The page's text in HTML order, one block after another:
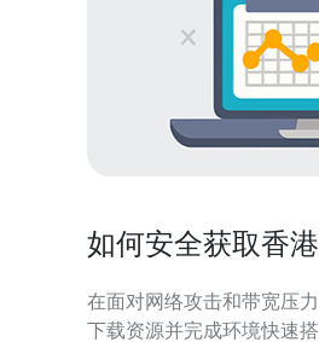
如何安全获取香
在面对网络攻击和带宽压
下载资源并完成环境快速